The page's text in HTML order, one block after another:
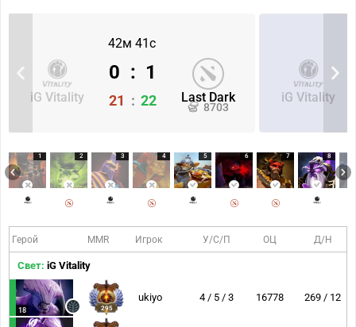
42м 41с
iG Vitality Last Dark
8703
0 : 1
21 : 22 iG Vitality
1 2 3 4 5 6 7 8
Герой MMR Игрок У/С/П ОЦ Д/Н
Свет: iG Vitality
18 295
ukiyo 4 / 5 / 3 16778 269 / 12